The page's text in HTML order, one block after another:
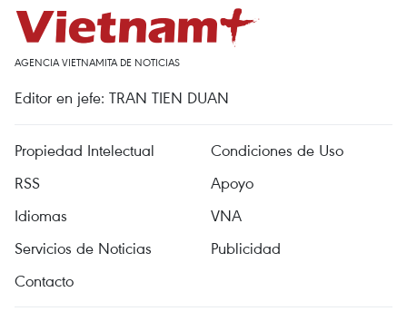
AGENCIA VIETNAMITA DE NOTICIAS
Editor en jefe: TRAN TIEN DUAN
Propiedad Intelectual
Condiciones de Uso
RSS
Apoyo
Idiomas
VNA
Servicios de Noticias
Publicidad
Contacto